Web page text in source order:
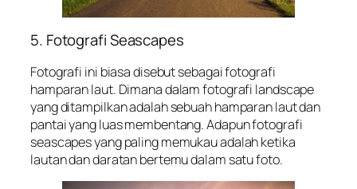
5. Fotografi Seascapes
Fotografi ini biasa disebut sebagai fotografi
hamparan laut. Dimana dalam fotografi landscape
yang ditampilkan adalah sebuah hamparan laut dan
pantai yang luas membentang. Adapun fotografi
seascapes yang paling memukau adalah ketika
lautan dan daratan bertemu dalam satu foto.